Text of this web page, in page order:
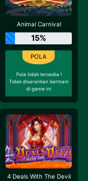
Animal Carnival
15%
Pola tidak tersedia !
Tidak disarankan bermain
di game ini
4 Deals With The Devil